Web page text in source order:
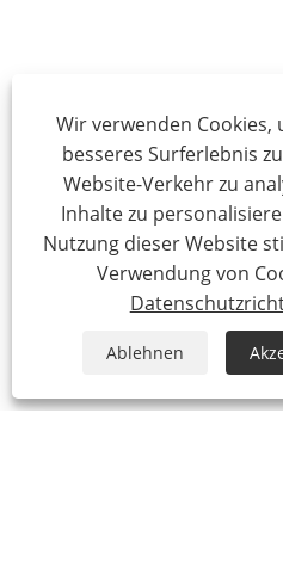
Wir verwenden Cookies,
besseres Surferlebnis
Website-Verkehr zu
Inhalte zu
Nutzung dieser Website
Verwendung von
Ablehnen